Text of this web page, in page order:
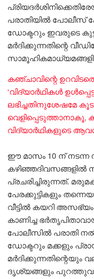
പരാതിയിൽ പോലീസ്
ഡോക്ടറും ഇവരുടെ
മർദിക്കുന്നതിന്റെ
കഞ്ചാവിന്റെ
‘വിദ്യാർഥികൾ
ലഭിച്ചതിനുശേഷമേ
വെളിപ്പെടുത്താനാകൂ,
വിദ്യാർഥികളുടെ
ഈ മാസം 10 ന് നടന്ന
കഴിഞ്ഞദിവസങ്ങളിൽ
പ്രചരിച്ചിരുന്നത്.
പേരക്കുട്ടികളും
വീട്ടിൽ കയറി
കാണിച്ച
പോലീസിൽ പരാതി
ഡോക്ടറും മക്കളും
മർദിക്കുന്നതിന്റെയും
ദൃശ്യങ്ങളും